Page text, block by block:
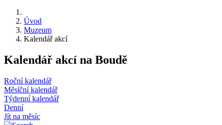
Úvod
Muzeum
Kalendář akcí
Kalendář akcí na Boudě
Roční kalendář
Měsíční kalendář
Týdenní kalendář
Denní
Jít na měsíc